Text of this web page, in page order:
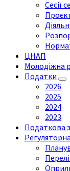
Сесії
ЦНАП
Молодіжна
Податки
2026
2025
2024
2023
Податкова